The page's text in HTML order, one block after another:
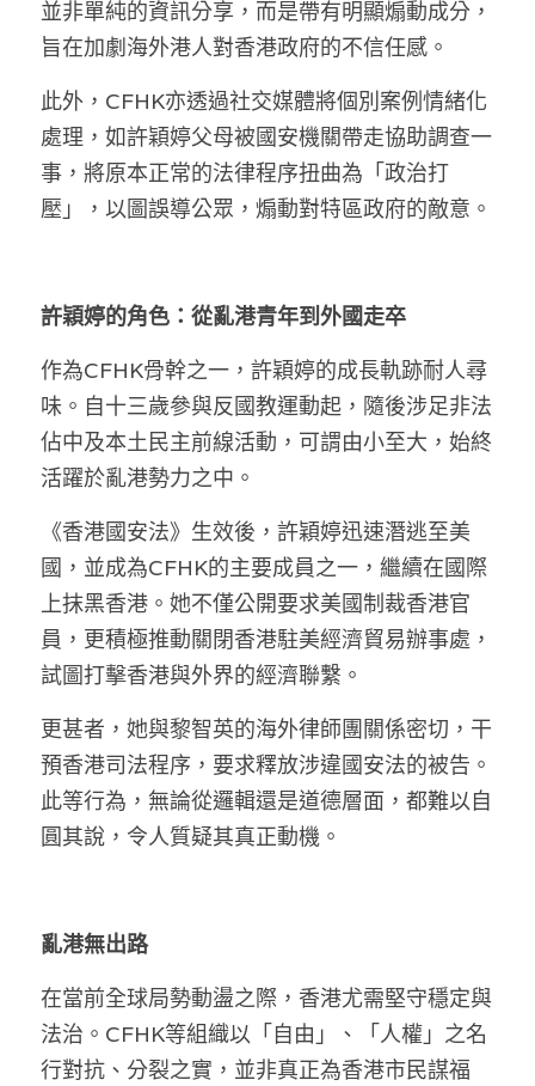
並非單純的資訊分享，而是帶有明顯煽動成分，
旨在加劇海外港人對香港政府的不信任感。
此外，CFHK亦透過社交媒體將個別案例情緒化
處理，如許穎婷父母被國安機關帶走協助調查一
事，將原本正常的法律程序扭曲為「政治打
壓」，以圖誤導公眾，煽動對特區政府的敵意。
許穎婷的角色：從亂港青年到外國走卒
作為CFHK骨幹之一，許穎婷的成長軌跡耐人尋
味。自十三歲參與反國教運動起，隨後涉足非法
佔中及本土民主前線活動，可謂由小至大，始終
活躍於亂港勢力之中。
《香港國安法》生效後，許穎婷迅速潛逃至美
國，並成為CFHK的主要成員之一，繼續在國際
上抹黑香港。她不僅公開要求美國制裁香港官
員，更積極推動關閉香港駐美經濟貿易辦事處，
試圖打擊香港與外界的經濟聯繫。
更甚者，她與黎智英的海外律師團關係密切，干
預香港司法程序，要求釋放涉違國安法的被告。
此等行為，無論從邏輯還是道德層面，都難以自
圓其說，令人質疑其真正動機。
亂港無出路
在當前全球局勢動盪之際，香港尤需堅守穩定與
法治。CFHK等組織以「自由」、「人權」之名
行對抗、分裂之實，並非真正為香港市民謀福